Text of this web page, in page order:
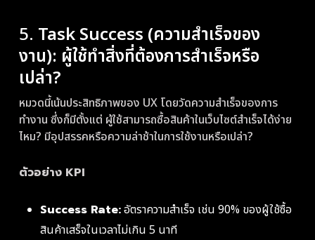
5. Task Success (ความสำเร็จของ
งาน): ผู้ใช้ทำสิ่งที่ต้องการสำเร็จหรือ
เปล่า?
หมวดนี้เน้นประสิทธิภาพของ UX โดยวัดความสำเร็จของการ
ทำงาน ซึ่งก็มีตั้งแต่ ผู้ใช้สามารถซื้อสินค้าในเว็บไซต์สำเร็จได้ง่าย
ไหม? มีอุปสรรคหรือความล่าช้าในการใช้งานหรือเปล่า?
ตัวอย่าง KPI
Success Rate:อัตราความสำเร็จ เช่น 90% ของผู้ใช้ซื้อ
สินค้าเสร็จในเวลาไม่เกิน 5 นาที